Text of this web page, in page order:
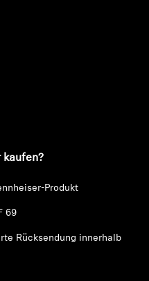
kaufen?
Produkt
69
Rücksendung innerhalb